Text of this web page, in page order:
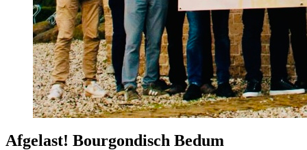
Afgelast! Bourgondisch Bedum